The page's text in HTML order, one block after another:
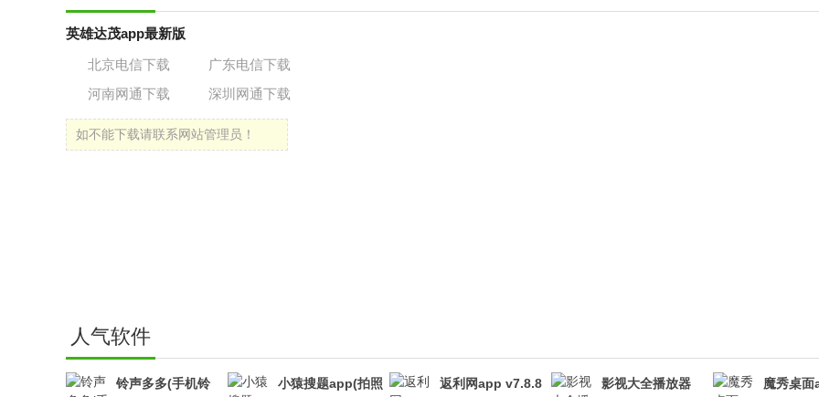
英雄达茂app最新版
北京电信下载
广东电信下载
河南网通下载
深圳网通下载
如不能下载请联系网站管理员！
人气软件
铃声多多(手机铃
小猿搜题app(拍照
返利网app v7.8.8
影视大全播放器
魔秀桌